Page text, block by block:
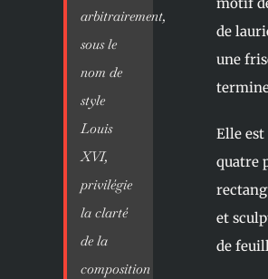
arbitrairement,
sous le
nom de
style
Louis
XVI,
privilégie
la clarté
de la
composition
motif
de
une
Elle
quatre
et
de